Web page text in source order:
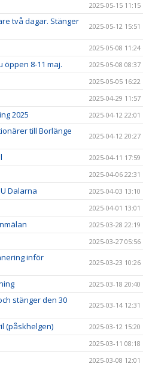
2025-05-15 11:15
två dagar. Stänger
2025-05-12 15:51
2025-05-08 11:24
öppen 8-11 maj. 2025-05-08 08:37
2025-05-05 16:22
2025-04-29 11:57
2025 2025-04-12 22:01
till Borlänge
2025-04-12 20:27
2025-04-11 17:59
2025-04-06 22:31
Dalarna 2025-04-03 13:10
2025-04-01 13:01
2025-03-28 22:19
2025-03-27 05:56
inför
2025-03-23 10:26
2025-03-18 20:40
stänger den 30
2025-03-14 12:31
(påskhelgen) 2025-03-12 15:20
2025-03-11 08:18
2025-03-08 12:01